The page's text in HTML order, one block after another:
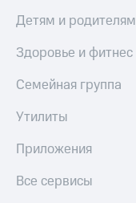
Переводы
с
телефона
на карту
МТС Pay
коду
Детям и родителям
Здоровье и фитнес
Семейная группа
Утилиты
Приложения
Все сервисы